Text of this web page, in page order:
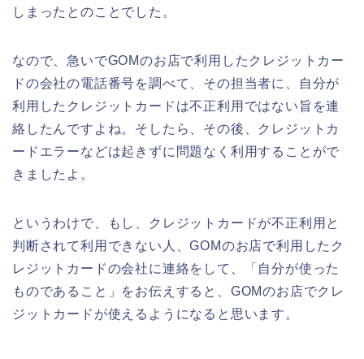
しまったとのことでした。
なので、急いでGOMのお店で利用したクレジットカー
ドの会社の電話番号を調べて、その担当者に、自分が
利用したクレジットカードは不正利用ではない旨を連
絡したんですよね。そしたら、その後、クレジットカ
ードエラーなどは起きずに問題なく利用することがで
きましたよ。
というわけで、もし、クレジットカードが不正利用と
判断されて利用できない人、GOMのお店で利用したク
レジットカードの会社に連絡をして、「自分が使った
ものであること」をお伝えすると、GOMのお店でクレ
ジットカードが使えるようになると思います。